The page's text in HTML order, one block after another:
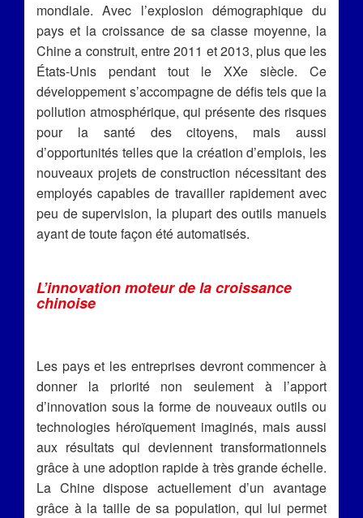
mondiale. Avec l’explosion démographique du
pays et la croissance de sa classe moyenne, la
Chine a construit, entre 2011 et 2013, plus que les
États-Unis pendant tout le XXe siècle. Ce
développement s’accompagne de défis tels que la
pollution atmosphérique, qui présente des risques
pour la santé des citoyens, mais aussi
d’opportunités telles que la création d’emplois, les
nouveaux projets de construction nécessitant des
employés capables de travailler rapidement avec
peu de supervision, la plupart des outils manuels
ayant de toute façon été automatisés.
L’innovation moteur de la croissance
chinoise
Les pays et les entreprises devront commencer à
donner la priorité non seulement à l’apport
d’innovation sous la forme de nouveaux outils ou
technologies héroïquement imaginés, mais aussi
aux résultats qui deviennent transformationnels
grâce à une adoption rapide à très grande échelle.
La Chine dispose actuellement d’un avantage
grâce à la taille de sa population, qui lui permet